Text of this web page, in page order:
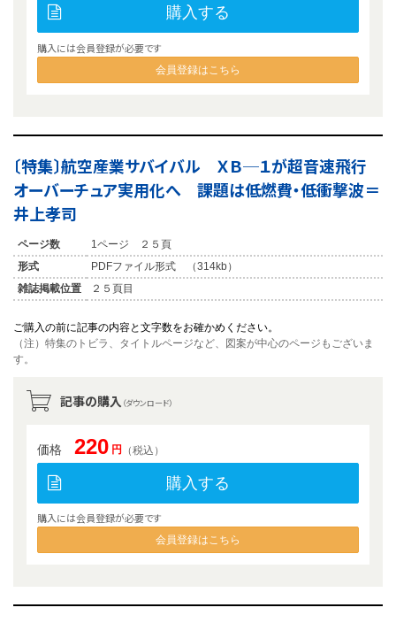
購入する
購入には会員登録が必要です
会員登録はこちら
〔特集〕航空産業サバイバル ＸＢ─１が超音速飛行
オーバーチュア実用化へ 課題は低燃費・低衝撃波＝
井上孝司
ページ数
1ページ ２５頁
形式
PDFファイル形式 （314kb）
雑誌掲載位置
２５頁目
ご購入の前に記事の内容と文字数をお確かめください。
（注）特集のトビラ、タイトルページなど、図案が中心のページもございま
す。
記事の購入 （ダウンロード）
価格 220 円 （税込）
購入する
購入には会員登録が必要です
会員登録はこちら